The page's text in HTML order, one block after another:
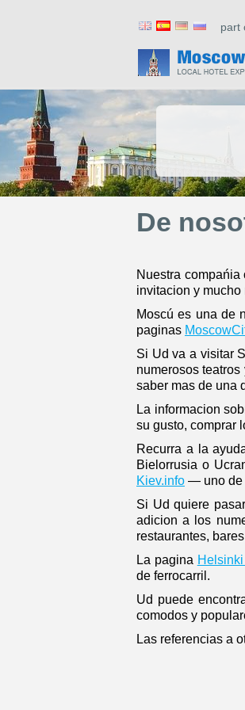
part
De
Nuestra
invitacion y
Moscú es una de
paginas
Si Ud va a visitar
numerosos
saber mas de una
La informacion
su gusto, comprar
Recurra a la
Bielorrusia o
Kiev.info — uno de
Si Ud quiere
adicion a los
restaurantes,
La pagina
de ferrocarril.
Ud puede
comodos y
Las referencias a